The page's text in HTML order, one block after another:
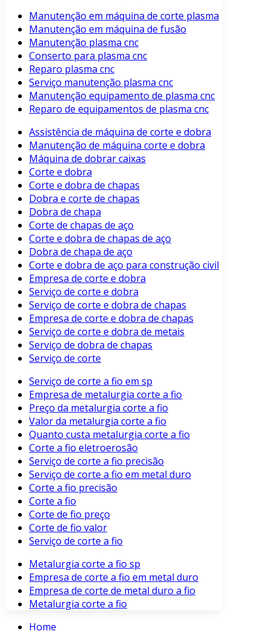
Manutenção em máquina de corte plasma
Manutenção em máquina de fusão
Manutenção plasma cnc
Conserto para plasma cnc
Reparo plasma cnc
Serviço manutenção plasma cnc
Manutenção equipamento de plasma cnc
Reparo de equipamentos de plasma cnc
Assistência de máquina de corte e dobra
Manutenção de máquina corte e dobra
Máquina de dobrar caixas
Corte e dobra
Corte e dobra de chapas
Dobra e corte de chapas
Dobra de chapa
Corte de chapas de aço
Corte e dobra de chapas de aço
Dobra de chapa de aço
Corte e dobra de aço para construção civil
Empresa de corte e dobra
Serviço de corte e dobra
Serviço de corte e dobra de chapas
Empresa de corte e dobra de chapas
Serviço de corte e dobra de metais
Serviço de dobra de chapas
Serviço de corte
Serviço de corte a fio em sp
Empresa de metalurgia corte a fio
Preço da metalurgia corte a fio
Valor da metalurgia corte a fio
Quanto custa metalurgia corte a fio
Corte a fio eletroerosão
Serviço de corte a fio precisão
Serviço de corte a fio em metal duro
Corte a fio precisão
Corte a fio
Corte de fio preço
Corte de fio valor
Serviço de corte a fio
Metalurgia corte a fio sp
Empresa de corte a fio em metal duro
Empresa de corte de metal duro a fio
Metalurgia corte a fio
Home